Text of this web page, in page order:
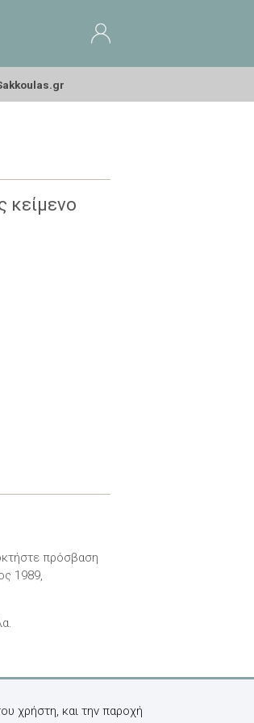
κείμενο
πρόσβαση
1989,
χρήστη, και την παροχή